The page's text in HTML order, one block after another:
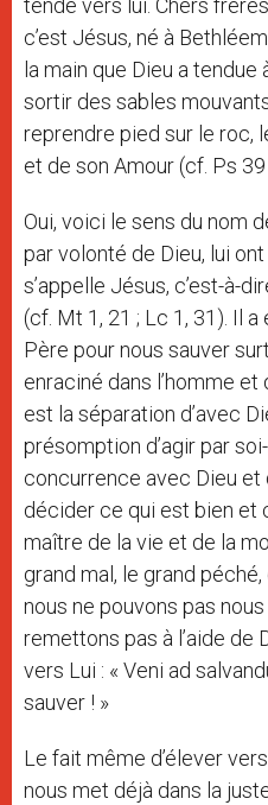
tende vers lui. Chers
c’est Jésus, né à
la main que Dieu a tendue
sortir des sables
reprendre pied sur le roc,
et de son Amour (cf. Ps 39
Oui, voici le sens du nom
par volonté de Dieu, lui
s’appelle Jésus, c’est-à-
(cf. Mt 1, 21 ; Lc 1, 31). Il
Père pour nous sauver
enraciné dans l’homme et
est la séparation d’avec
présomption d’agir par
concurrence avec Dieu et
décider ce qui est bien et
maître de la vie et de la
grand mal, le grand
nous ne pouvons pas
remettons pas à l’aide de
vers Lui : « Veni ad
sauver ! »
Le fait même d’élever
nous met déjà dans la